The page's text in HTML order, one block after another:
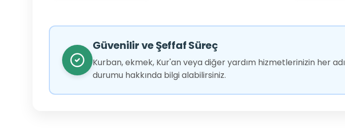
Güvenilir ve Şeffaf Süreç
Kurban, ekmek, Kur'an veya diğer yardım hizmetlerinizin her
durumu hakkında bilgi alabilirsiniz.